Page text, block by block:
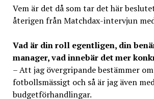
Vem är det då som tar det här
återigen från Matchdax-intervjun
Vad är din roll egentligen, din
manager, vad innebär det mer
– Att jag övergripande bestämmer
fotbollsmässigt och så är jag även
budgetförhandlingar.